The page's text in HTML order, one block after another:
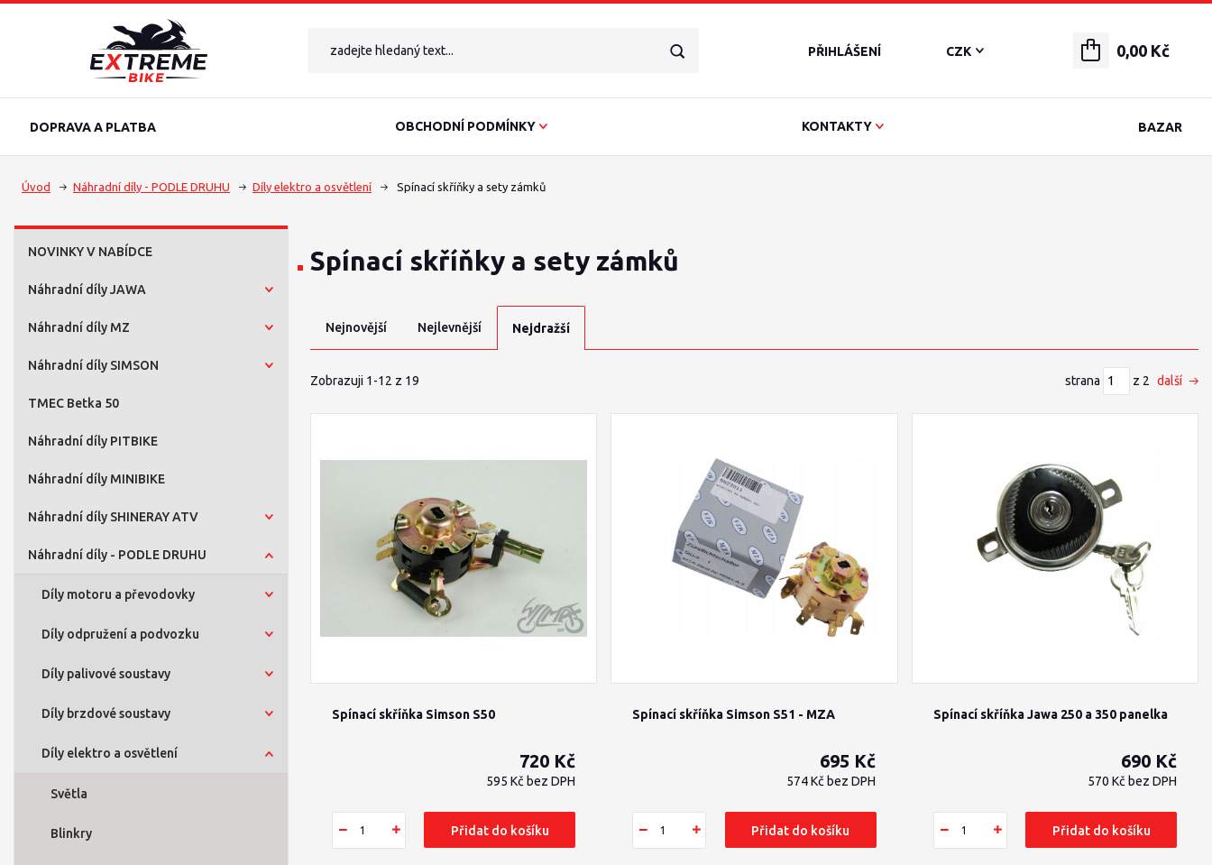
DOPRAVA A PLATBA OBCHODNÍ PODMÍNKY KONTAKTY BAZAR
CZK
PŘIHLÁŠENÍ 0,00 Kč
Úvod Náhradní díly - PODLE DRUHU Díly elektro a osvětlení Spínací skříňky a sety zámků
NOVINKY V NABÍDCE
Náhradní díly JAWA
Náhradní díly MZ
Náhradní díly SIMSON
TMEC Betka 50
Náhradní díly PITBIKE
Náhradní díly MINIBIKE
Náhradní díly SHINERAY ATV
Náhradní díly - PODLE DRUHU
Díly motoru a převodovky
Díly odpružení a podvozku
Díly palivové soustavy
Díly brzdové soustavy
Díly elektro a osvětlení
Světla
Blinkry
Spínací skříňky a sety zámků
Nejnovější Nejlevnější Nejdražší
Zobrazuji 1-12 z 19 strana z 2 další
Spínací skříňka Simson S50
720 Kč
595 Kč bez DPH
Přidat do košíku
Spínací skříňka Simson S51 - MZA
695 Kč
574 Kč bez DPH
Přidat do košíku
Spínací skříňka Jawa 250 a 350 panelka
690 Kč
570 Kč bez DPH
Přidat do košíku